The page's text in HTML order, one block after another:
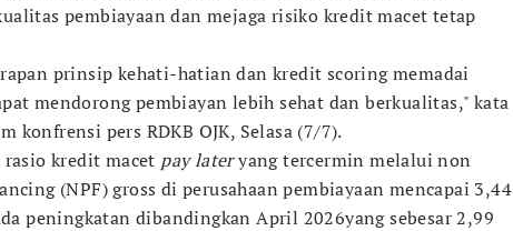
pembiayaan dan mejaga risiko kredit macet tetap
prinsip kehati-hatian dan kredit scoring memadai
mendorong pembiayan lebih sehat dan berkualitas," kata
konfrensi pers RDKB OJK, Selasa (7/7).
kredit macet pay lateryang tercermin melalui non
(NPF) gross di perusahaan pembiayaan mencapai 3,44
peningkatan dibandingkan April 2026yang sebesar 2,99